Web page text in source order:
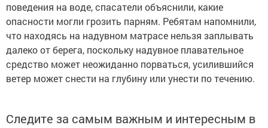
поведения на воде, спасатели объяснили, какие
опасности могли грозить парням. Ребятам напомнили,
что находясь на надувном матрасе нельзя заплывать
далеко от берега, поскольку надувное плавательное
средство может неожиданно порваться, усилившийся
ветер может снести на глубину или унести по течению.
Следите за самым важным и интересным в